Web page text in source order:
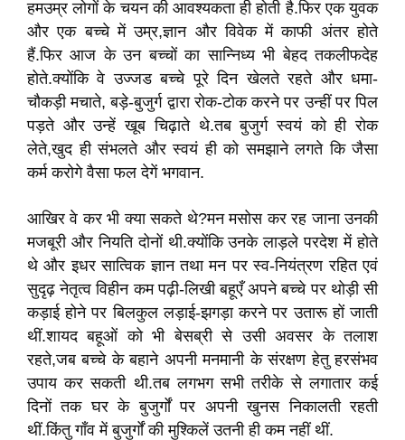
हमउम्र लोगों के चयन की आवश्यकता ही होती है.फिर एक युवक
और एक बच्चे में उम्र,ज्ञान और विवेक में काफी अंतर होते
हैं.फिर आज के उन बच्चों का सान्निध्य भी बेहद तकलीफदेह
होते.क्योंकि वे उज्जड बच्चे पूरे दिन खेलते रहते और धमा-
चौकड़ी मचाते, बड़े-बुजुर्ग द्वारा रोक-टोक करने पर उन्हीं पर पिल
पड़ते और उन्हें खूब चिढ़ाते थे.तब बुजुर्ग स्वयं को ही रोक
लेते,खुद ही संभलते और स्वयं ही को समझाने लगते कि जैसा
कर्म करोगे वैसा फल देगें भगवान.
आखिर वे कर भी क्या सकते थे?मन मसोस कर रह जाना उनकी
मजबूरी और नियति दोनों थी.क्योंकि उनके लाड़ले परदेश में होते
थे और इधर सात्विक ज्ञान तथा मन पर स्व-नियंत्रण रहित एवं
सुदृढ़ नेतृत्व विहीन कम पढ़ी-लिखी बहूएँ अपने बच्चे पर थोड़ी सी
कड़ाई होने पर बिलकुल लड़ाई-झगड़ा करने पर उतारू हों जाती
थीं.शायद बहूओं को भी बेसब्री से उसी अवसर के तलाश
रहते,जब बच्चे के बहाने अपनी मनमानी के संरक्षण हेतु हरसंभव
उपाय कर सकती थी.तब लगभग सभी तरीके से लगातार कई
दिनों तक घर के बुजुर्गों पर अपनी खुनस निकालती रहती
थीं.किंतु गाँव में बुजुर्गों की मुश्किलें उतनी ही कम नहीं थीं.